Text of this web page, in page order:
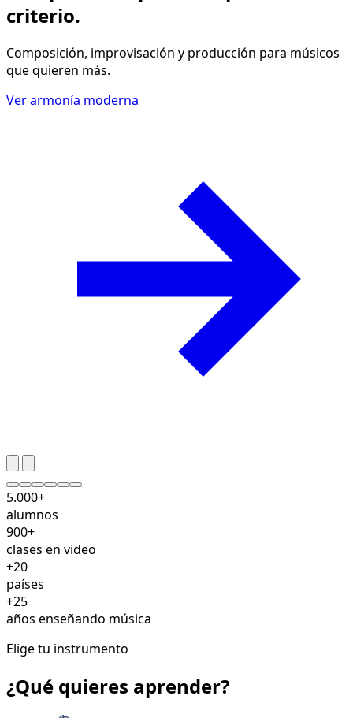
criterio.
Composición, improvisación y producción para músicos
que quieren más.
Ver armonía moderna
5.000+
alumnos
900+
clases en video
+20
países
+25
años enseñando música
Elige tu instrumento
¿Qué quieres aprender?